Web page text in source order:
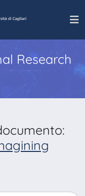
Research